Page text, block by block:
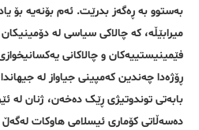
بەستوو بە ڕەگەز بدرێت. ئەم بۆنەیە بۆ
میرابێڵە، کە چالاکی سیاسی لە
فێمینیستییەکان و چالاکانی
ڕۆژەدا چەندین کەمپینی جیاواز لە
بابەتی توندوتیژی ڕێک دەخەن، ژنان لە
دەسەڵاتی کۆماری ئیسلامی هاوکات